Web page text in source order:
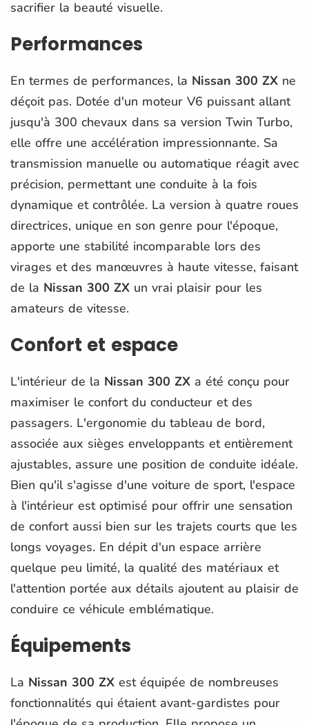
sacrifier la beauté visuelle.
Performances
En termes de performances, la Nissan 300 ZX ne
déçoit pas. Dotée d'un moteur V6 puissant allant
jusqu'à 300 chevaux dans sa version Twin Turbo,
elle offre une accélération impressionnante. Sa
transmission manuelle ou automatique réagit avec
précision, permettant une conduite à la fois
dynamique et contrôlée. La version à quatre roues
directrices, unique en son genre pour l'époque,
apporte une stabilité incomparable lors des
virages et des manœuvres à haute vitesse, faisant
de la Nissan 300 ZX un vrai plaisir pour les
amateurs de vitesse.
Confort et espace
L'intérieur de la Nissan 300 ZX a été conçu pour
maximiser le confort du conducteur et des
passagers. L'ergonomie du tableau de bord,
associée aux sièges enveloppants et entièrement
ajustables, assure une position de conduite idéale.
Bien qu'il s'agisse d'une voiture de sport, l'espace
à l'intérieur est optimisé pour offrir une sensation
de confort aussi bien sur les trajets courts que les
longs voyages. En dépit d'un espace arrière
quelque peu limité, la qualité des matériaux et
l'attention portée aux détails ajoutent au plaisir de
conduire ce véhicule emblématique.
Équipements
La Nissan 300 ZX est équipée de nombreuses
fonctionnalités qui étaient avant-gardistes pour